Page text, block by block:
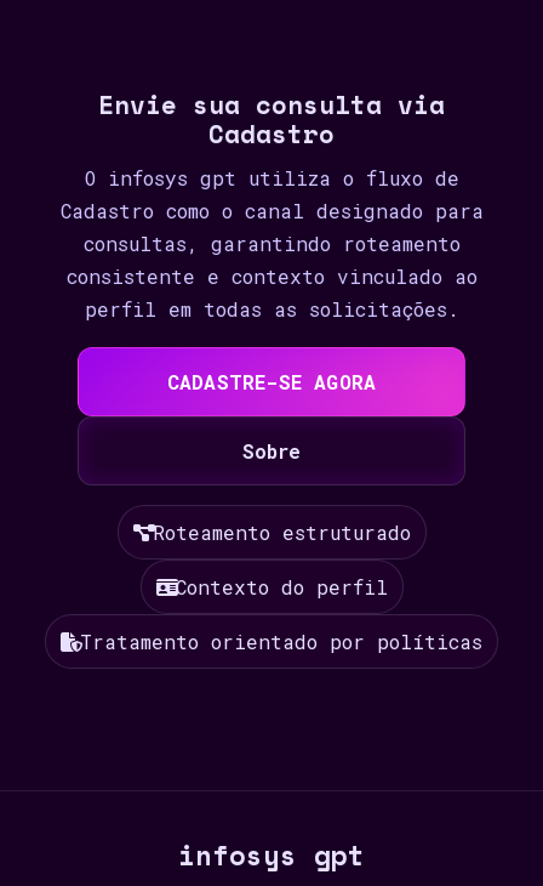
Envie sua consulta via
Cadastro
O infosys gpt utiliza o fluxo de
Cadastro como o canal designado para
consultas, garantindo roteamento
consistente e contexto vinculado ao
perfil em todas as solicitações.
CADASTRE-SE AGORA
Sobre
Roteamento estruturado
Contexto do perfil
Tratamento orientado por políticas
infosys gpt